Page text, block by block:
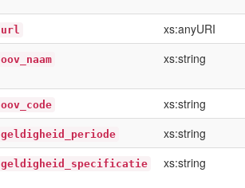
url xs:anyURI
oov_naam xs:string
oov_code xs:string
geldigheid_periode xs:string
geldigheid_specificatie xs:string